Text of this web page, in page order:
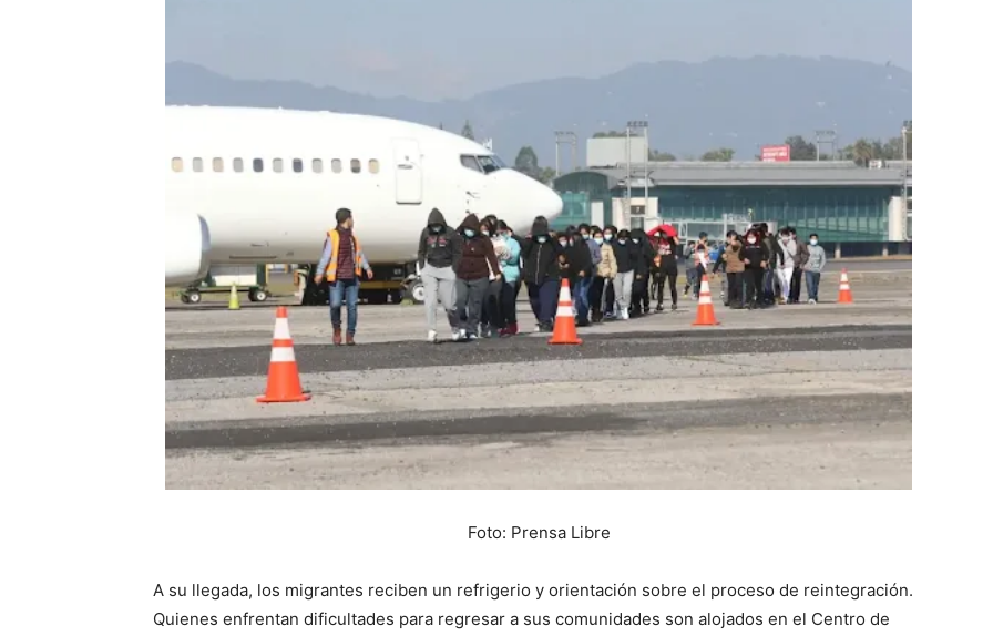
Foto: Prensa Libre
A su llegada, los migrantes reciben un refrigerio y orientación sobre el proceso de reintegración.
Quienes enfrentan dificultades para regresar a sus comunidades son alojados en el Centro de